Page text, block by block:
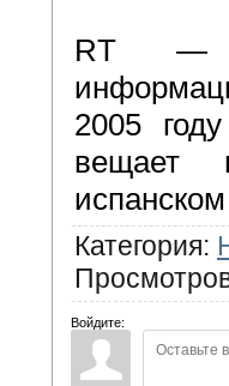
RT —
2005
вещает
Категория:
Войдите: